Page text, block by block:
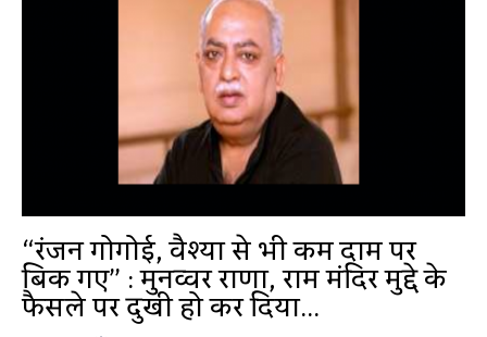
“रंजन गोगोई, वैश्या से भी कम दाम पर
बिक गए” : मुनव्वर राणा, राम मंदिर मुद्दे के
फैसले पर दुखी हो कर दिया...